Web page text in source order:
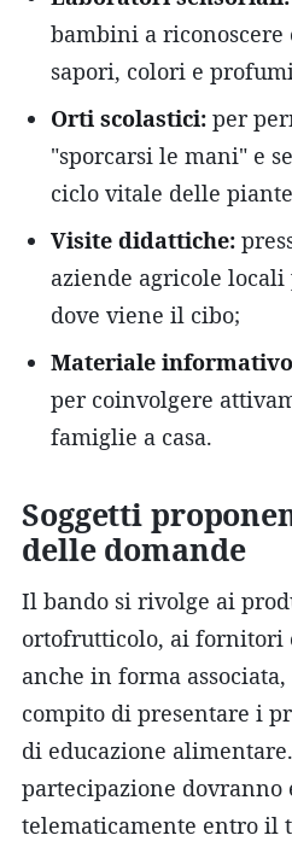
bambini a
sapori, colori e
Orti scolastici: per
"sporcarsi le mani" e
ciclo vitale delle
Visite didattiche:
aziende agricole
dove viene il cibo;
Materiale
per coinvolgere
famiglie a casa.
Soggetti
delle domande
Il bando si rivolge ai
ortofrutticolo, ai fornitori
anche in forma
compito di presentare i
di educazione
partecipazione dovranno
telematicamente entro il